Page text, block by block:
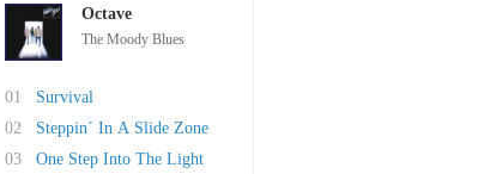
Octave
The Moody Blues
01
Survival
02
Steppin´ In A Slide Zone
03
One Step Into The Light